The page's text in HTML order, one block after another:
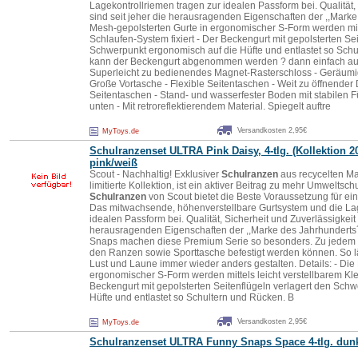
Lagekontrollriemen tragen zur idealen Passform bei.
sind seit jeher die herausragenden Eigenschaften der
Mesh-gepolsterten Gurte in ergonomischer S-Form werden
Schlaufen-System fixiert - Der Beckengurt mit gepolsterten
Schwerpunkt ergonomisch auf die Hüfte und entlastet so
kann der Beckengurt abgenommen werden ? dann einfach
Superleicht zu bedienendes Magnet-Rasterschloss -
Große Vortasche - Flexible Seitentaschen - Weit zu öffnender
Seitentaschen - Stand- und wasserfester Boden mit stabilen
unten - Mit retroreflektierendem Material. Spiegelt auftre
MyToys.de Versandkosten 2,95€
Schulranzenset ULTRA Pink Daisy, 4-tlg. (Kollektion
pink/weiß
Scout - Nachhaltig! Exklusiver Schulranzen aus recycelten
limitierte Kollektion, ist ein aktiver Beitrag zu mehr
Schulranzen von Scout bietet die Beste Voraussetzung für
Das mitwachsende, höhenverstellbare Gurtsystem und die
idealen Passform bei. Qualität, Sicherheit und
herausragenden Eigenschaften der ,,Marke des
Snaps machen diese Premium Serie so besonders. Zu
den Ranzen sowie Sporttasche befestigt werden können. So
Lust und Laune immer wieder anders gestalten. Details: -
ergonomischer S-Form werden mittels leicht verstellbarem
Beckengurt mit gepolsterten Seitenflügeln verlagert den
Hüfte und entlastet so Schultern und Rücken. B
MyToys.de Versandkosten 2,95€
Schulranzenset ULTRA Funny Snaps Space 4-tlg.